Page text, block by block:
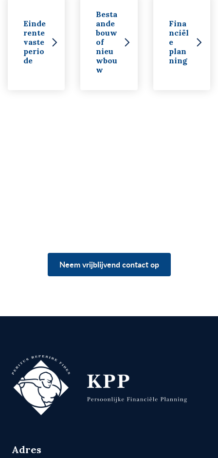
Einde
rente
vaste
perio
de
Besta
ande
bouw
of
nieu
wbou
w
Fina
nciël
e
plan
ning
Neem vrijblijvend contact op
Adres